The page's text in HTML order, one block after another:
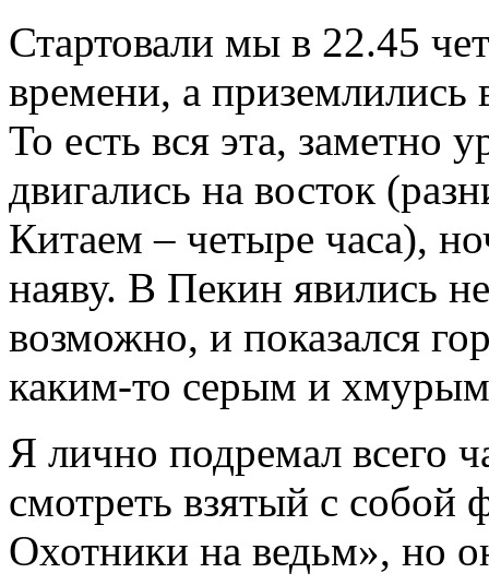
Стартовали мы в 22.45
времени, а
То есть вся эта, заметно
двигались на восток
Китаем – четыре часа),
наяву. В Пекин явились
возможно, и показался
каким-то серым и
Я лично подремал всего
смотреть взятый с собой
Охотники на ведьм», но